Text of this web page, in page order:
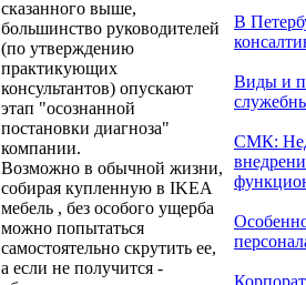
сказанного выше,
большинство руководителей
(по утверждению
практикующих
консультантов) опускают
этап "осознанной
постановки диагноза"
компании.
Возможно в обычной жизни,
собирая купленную в IKEA
мебель , без особого ущерба
можно попытаться
самостоятельно скрутить ее,
а если не получится -
В
Виды и
СМК: